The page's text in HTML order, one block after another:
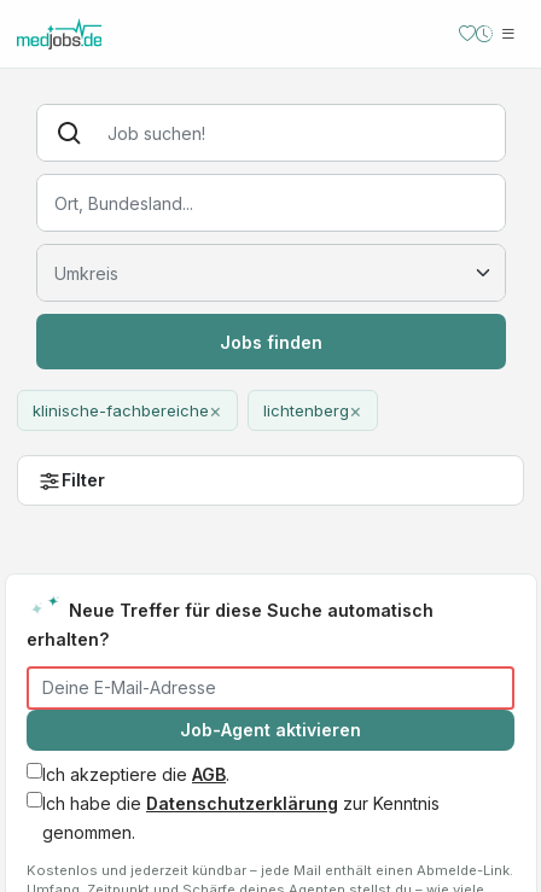
Jobs finden
klinische-fachbereiche× lichtenberg×
Filter
Neue Treffer für diese Suche automatisch
erhalten?
Job-Agent aktivieren
Ich akzeptiere die AGB.
Ich habe die Datenschutzerklärung zur Kenntnis
genommen.
Kostenlos und jederzeit kündbar – jede Mail enthält einen Abmelde-Link.